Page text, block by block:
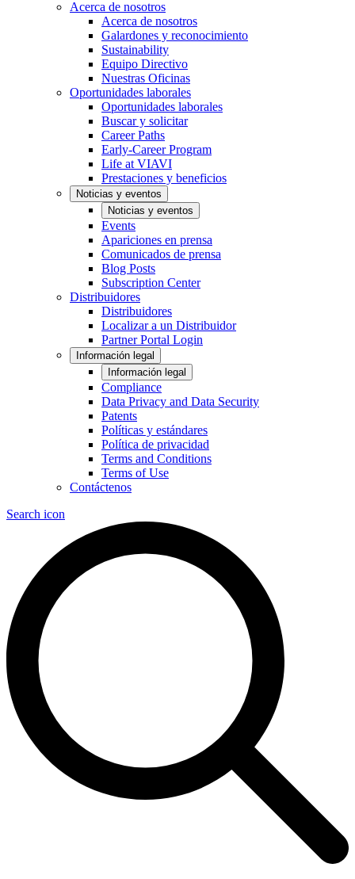
Acerca de nosotros
Acerca de nosotros
Galardones y reconocimiento
Sustainability
Equipo Directivo
Nuestras Oficinas
Oportunidades laborales
Oportunidades laborales
Buscar y solicitar
Career Paths
Early-Career Program
Life at VIAVI
Prestaciones y beneficios
Noticias y eventos
Noticias y eventos
Events
Apariciones en prensa
Comunicados de prensa
Blog Posts
Subscription Center
Distribuidores
Distribuidores
Localizar a un Distribuidor
Partner Portal Login
Información legal
Información legal
Compliance
Data Privacy and Data Security
Patents
Políticas y estándares
Política de privacidad
Terms and Conditions
Terms of Use
Contáctenos
Search icon